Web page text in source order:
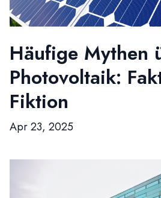
Häufige Mythen
Photovoltaik:
Fiktion
Apr 23, 2025